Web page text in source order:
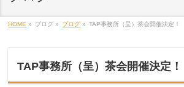
HOME » ブログ » ブログ » TAP事務所（呈）茶会開催決定！
TAP事務所（呈）茶会開催決定！